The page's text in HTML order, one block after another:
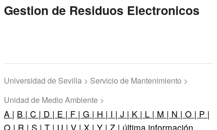
Gestion de Residuos Electronicos
Universidad de Sevilla > Servicio de Mantenimiento >
Unidad de Medio Ambiente >
A | B | C | D | E | F | G | H | I | J | K | L | M | N | O | P |
Q | R | S | T | U | V | X | Y | Z | última información